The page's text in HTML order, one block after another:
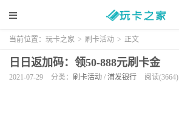
当前位置： 玩卡之家 > 刷卡活动 > 正文
日日返加码：领50-888元刷卡金
2021-07-29 分类： 刷卡活动 / 浦发银行 阅读(3664)